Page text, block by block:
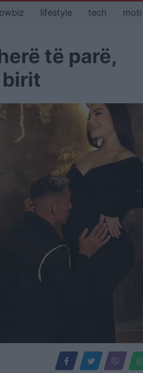
lifestyle tech moti
të parë,
birit